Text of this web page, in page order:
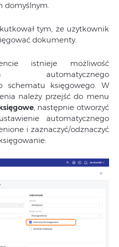
domyślnym.
tym, że użytkownik
dokumenty.
istnieje możliwość
automatycznego
schematu księgowego. W
należy przejść do menu
, następnie otworzyć
automatycznego
i zaznaczyć/odznaczyć